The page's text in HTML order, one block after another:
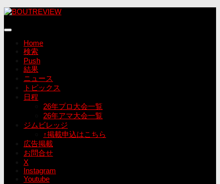
コ
テ
Home
検索
Push
結果
ニュース
トピックス
日程
26年プロ大会一覧
26年アマ大会一覧
ジムビレッジ
↑掲載申込はこちら
広告掲載
お問合せ
X
Instagram
Youtube